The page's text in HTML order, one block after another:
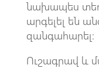
նախապես
արգելել են
զանգահարել։
Ուշագրավ և